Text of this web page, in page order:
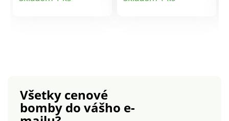
kúsky šatníka.
vrecká vpredu. 1
našité vrecko vzadu.
stiahnutie. 2 vrecká v
Všetky cenové
bomby do vášho e-